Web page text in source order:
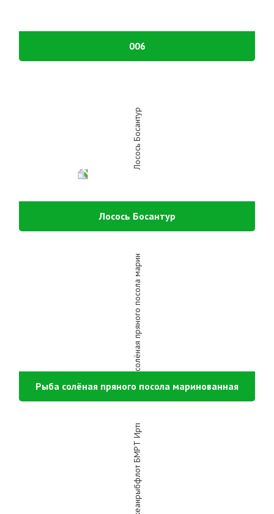
006
Лосось Босантур
Рыба солёная пряного посола маринованная